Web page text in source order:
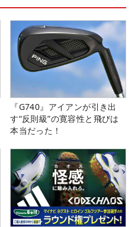
『G740』アイアンが引き出
す“反則級”の寛容性と飛びは
本当だった！